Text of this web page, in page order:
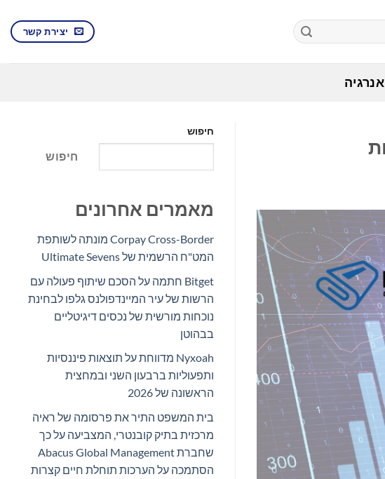
יצירת קשר
אנרגיה
חיפוש
חיפוש
מאמרים אחרונים
Corpay Cross-Border מונתה לשותפת
המט"ח הרשמית של Ultimate Sevens
Bitget חתמה על הסכם שיתוף פעולה עם
הרשות של עיר המיינדפולנס גלפו לבחינת
נוכחות מורשית של נכסים דיגיטליים
בבהוטן
Nyxoah מדווחת על תוצאות פיננסיות
ותפעוליות ברבעון השני ובמחצית
הראשונה של 2026
בית המשפט התיר את פרסומה של ראיה
מרכזית בתיק קובנטרי, המצביעה על כך
שחברת Abacus Global Management
הסתמכה על הערכות תוחלת חיים קצרות